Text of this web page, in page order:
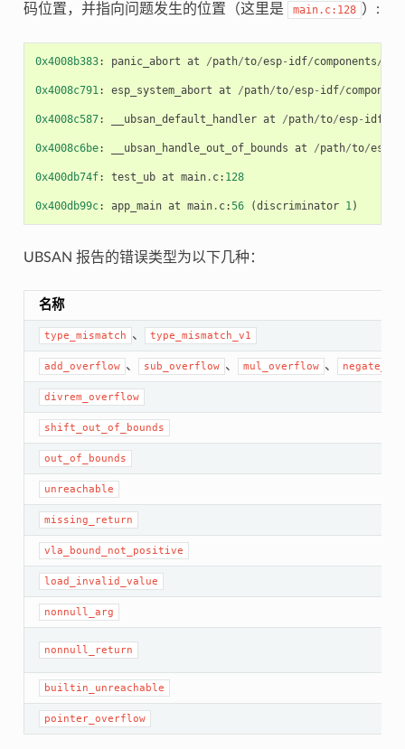
码位置，并指向问题发生的位置（这里是
main.c:128 ）:
0x4008b383: panic_abort at /path/to/esp- idf/components/
0x4008c791: esp_system_abort at /path/to/esp- idf/
0x4008c587: __ubsan_default_handler at /path/to/esp- idf
0x4008c6be: __ubsan_handle_out_of_bounds at /path/to/esp
0x400db74f: test_ub at main. c: 128
0x400db99c: app_main at main. c:56 (discriminator 1)
UBSAN 报告的错误类型为以下几种：
名称
type_mismatch 、 type_mismatch_v1
add_overflow 、 sub_overflow 、 mul_overflow 、
divrem_overflow
shift_out_of_bounds
out_of_bounds
unreachable
missing_return
vla_bound_not_positive
load_invalid_value
nonnull_arg
nonnull_return
builtin_unreachable
pointer_overflow